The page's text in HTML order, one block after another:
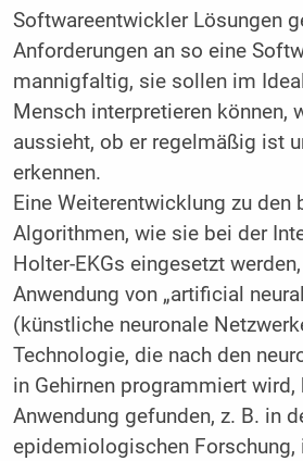
Softwareentwickler Lösungen
Anforderungen an so eine
mannigfaltig, sie sollen im
Mensch interpretieren können,
aussieht, ob er regelmäßig ist
erkennen.
Eine Weiterentwicklung zu den
Algorithmen, wie sie bei der
Holter-EKGs eingesetzt
Anwendung von „artificial
(künstliche neuronale
Technologie, die nach den
in Gehirnen programmiert
Anwendung gefunden, z. B. in
epidemiologischen Forschung,